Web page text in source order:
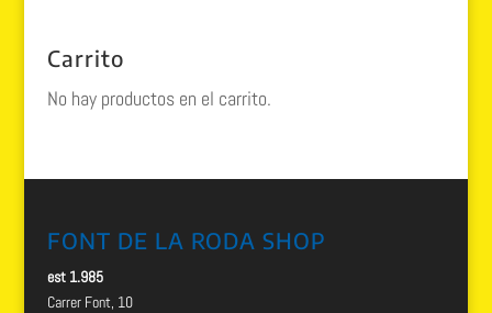
Carrito
No hay productos en el carrito.
FONT DE LA RODA SHOP
est 1.985
Carrer Font, 10